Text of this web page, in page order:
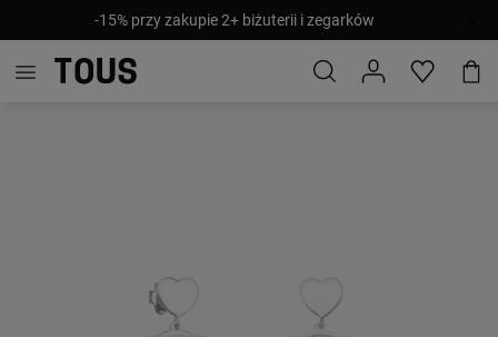
-15% przy zakupie 2+ biżuterii i zegarków